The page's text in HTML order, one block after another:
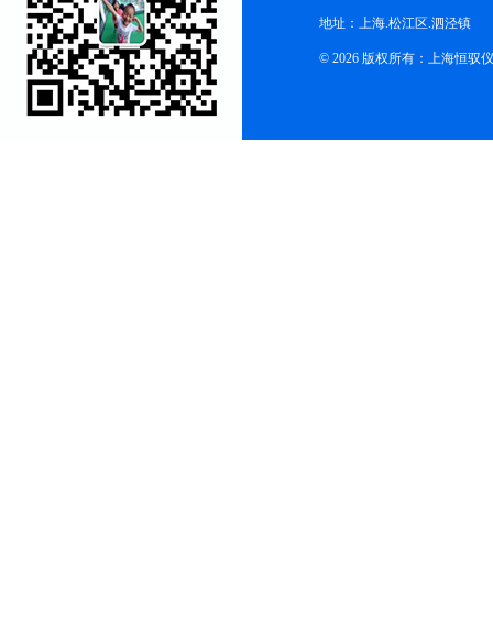
地址：上海.松江区.泗泾镇
© 2026 版权所有：上海恒驭